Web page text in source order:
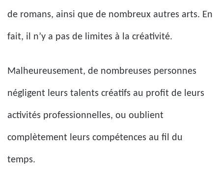
de romans, ainsi que de nombreux autres arts. En
fait, il n’y a pas de limites à la créativité.
Malheureusement, de nombreuses personnes
négligent leurs talents créatifs au profit de leurs
activités professionnelles, ou oublient
complètement leurs compétences au fil du
temps.